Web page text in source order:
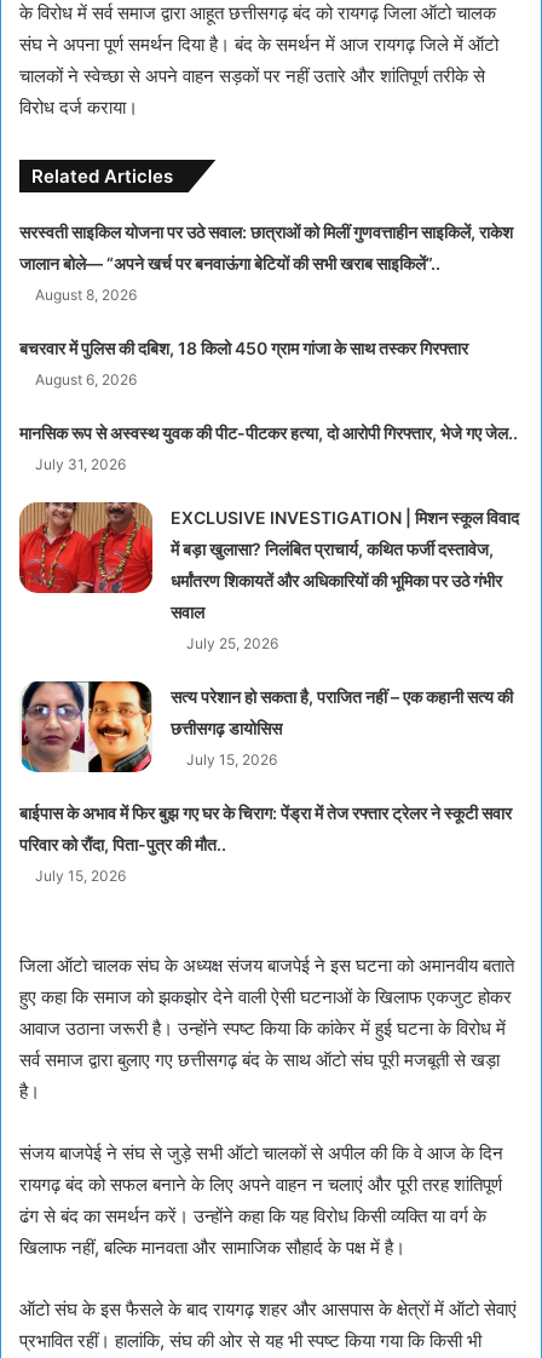
के विरोध में सर्व समाज द्वारा आहूत छत्तीसगढ़ बंद को रायगढ़ जिला ऑटो चालक
संघ ने अपना पूर्ण समर्थन दिया है। बंद के समर्थन में आज रायगढ़ जिले में ऑटो
चालकों ने स्वेच्छा से अपने वाहन सड़कों पर नहीं उतारे और शांतिपूर्ण तरीके से
विरोध दर्ज कराया।
Related Articles
सरस्वती साइकिल योजना पर उठे सवाल: छात्राओं को मिलीं गुणवत्ताहीन साइकिलें, राकेश
जालान बोले— “अपने खर्च पर बनवाऊंगा बेटियों की सभी खराब साइकिलें”..
August 8, 2026
बचरवार में पुलिस की दबिश, 18 किलो 450 ग्राम गांजा के साथ तस्कर गिरफ्तार
August 6, 2026
मानसिक रूप से अस्वस्थ युवक की पीट-पीटकर हत्या, दो आरोपी गिरफ्तार, भेजे गए जेल..
July 31, 2026
EXCLUSIVE INVESTIGATION | मिशन स्कूल विवाद
में बड़ा खुलासा? निलंबित प्राचार्य, कथित फर्जी दस्तावेज,
धर्मांतरण शिकायतें और अधिकारियों की भूमिका पर उठे गंभीर
सवाल
July 25, 2026
सत्य परेशान हो सकता है, पराजित नहीं – एक कहानी सत्य की
छत्तीसगढ़ डायोसिस
July 15, 2026
बाईपास के अभाव में फिर बुझ गए घर के चिराग: पेंड्रा में तेज रफ्तार ट्रेलर ने स्कूटी सवार
परिवार को रौंदा, पिता-पुत्र की मौत..
July 15, 2026
जिला ऑटो चालक संघ के अध्यक्ष संजय बाजपेई ने इस घटना को अमानवीय बताते
हुए कहा कि समाज को झकझोर देने वाली ऐसी घटनाओं के खिलाफ एकजुट होकर
आवाज उठाना जरूरी है। उन्होंने स्पष्ट किया कि कांकेर में हुई घटना के विरोध में
सर्व समाज द्वारा बुलाए गए छत्तीसगढ़ बंद के साथ ऑटो संघ पूरी मजबूती से खड़ा
है।
संजय बाजपेई ने संघ से जुड़े सभी ऑटो चालकों से अपील की कि वे आज के दिन
रायगढ़ बंद को सफल बनाने के लिए अपने वाहन न चलाएं और पूरी तरह शांतिपूर्ण
ढंग से बंद का समर्थन करें। उन्होंने कहा कि यह विरोध किसी व्यक्ति या वर्ग के
खिलाफ नहीं, बल्कि मानवता और सामाजिक सौहार्द के पक्ष में है।
ऑटो संघ के इस फैसले के बाद रायगढ़ शहर और आसपास के क्षेत्रों में ऑटो सेवाएं
प्रभावित रहीं। हालांकि, संघ की ओर से यह भी स्पष्ट किया गया कि किसी भी